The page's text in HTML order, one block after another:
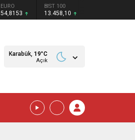
EURO
54,8153
BIST 100
13.458,10
Karabük, 19°C
Açık